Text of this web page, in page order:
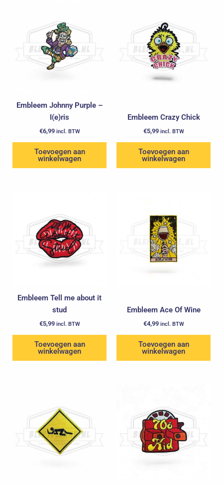
Embleem Johnny Purple –
I(e)ris
€6,99 incl. BTW
Toevoegen aan
winkelwagen
Embleem Crazy Chick
€5,99 incl. BTW
Toevoegen aan
winkelwagen
Embleem Tell me about it
stud
€5,99 incl. BTW
Toevoegen aan
winkelwagen
Embleem Ace Of Wine
€4,99 incl. BTW
Toevoegen aan
winkelwagen